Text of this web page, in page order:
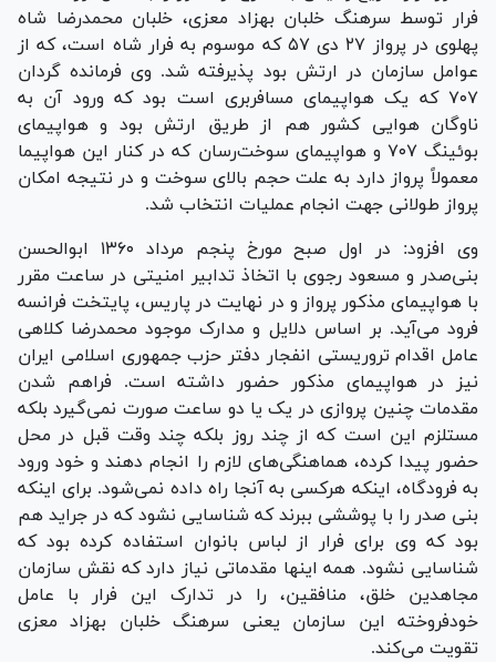
فرار توسط سرهنگ خلبان بهزاد معزی، خلبان محمدرضا شاه
پهلوی در پرواز ۲۷ دی ۵۷ که موسوم به فرار شاه است، که از
عوامل سازمان در ارتش بود پذیرفته شد. وی فرمانده گردان
۷۰۷ که یک هواپیمای مسافربری است بود که ورود آن به
ناوگان هوایی کشور هم از طریق ارتش بود و هواپیمای
بوئینگ ۷۰۷ و هواپیمای سوخت‌رسان که در کنار این هواپیما
معمولاً پرواز دارد به علت حجم بالای سوخت و در نتیجه امکان
پرواز طولانی جهت انجام عملیات انتخاب شد.
وی افزود: در اول صبح مورخ پنجم مرداد ۱۳۶۰ ابوالحسن
بنی‌صدر و مسعود رجوی با اتخاذ تدابیر امنیتی در ساعت مقرر
با هواپیمای مذکور پرواز و در نهایت در پاریس، پایتخت فرانسه
فرود می‌آید. بر اساس دلایل و مدارک موجود محمدرضا کلاهی
عامل اقدام تروریستی انفجار دفتر حزب جمهوری اسلامی ایران
نیز در هواپیمای مذکور حضور داشته است. فراهم شدن
مقدمات چنین پروازی در یک یا دو ساعت صورت نمی‌گیرد بلکه
مستلزم این است که از چند روز بلکه چند وقت قبل در محل
حضور پیدا کرده، هماهنگی‌های لازم را انجام دهند و خود ورود
به فرودگاه، اینکه هرکسی به آنجا راه داده نمی‌شود. برای اینکه
بنی صدر را با پوششی ببرند که شناسایی نشود که در جراید هم
بود که وی برای فرار از لباس بانوان استفاده کرده بود که
شناسایی نشود. همه اینها مقدماتی نیاز دارد که نقش سازمان
مجاهدین خلق، منافقین، را در تدارک این فرار با عامل
خودفروخته این سازمان یعنی سرهنگ خلبان بهزاد معزی
تقویت می‌کند.